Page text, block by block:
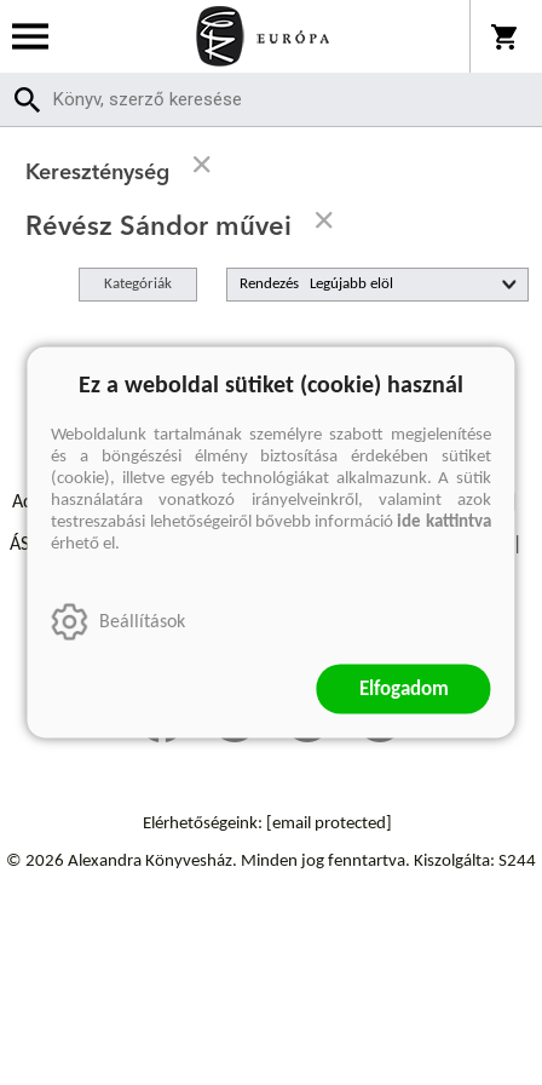
Kereszténység
Révész Sándor művei
Kategóriák Rendezés
A keresett kifejezésre nincs találat
Adatvédelmi szabályzatok Elállási felmondási nyilatkozat
ÁSZF - Vásárlási feltételek
Szállítási információk
Elérhetőségeink: [email protected]
© 2026 Alexandra Könyvesház. Minden jog fenntartva. Kiszolgálta: S244
Ez a weboldal sütiket (cookie) használ
Weboldalunk tartalmának személyre szabott megjelenítése
és a böngészési élmény biztosítása érdekében sütiket
(cookie), illetve egyéb technológiákat alkalmazunk. A sütik
használatára vonatkozó irányelveinkről, valamint azok
testreszabási lehetőségeiről bővebb információide kattintva
érhető el.
Beállítások
Elfogadom